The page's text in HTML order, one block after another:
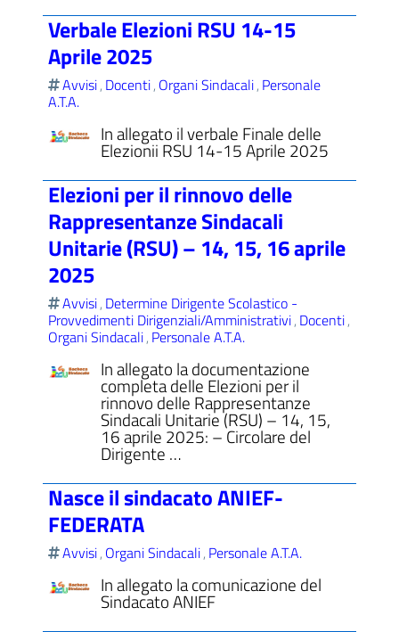
Verbale Elezioni RSU 14-15
Aprile 2025
Avvisi, Docenti, Organi Sindacali, Personale
A.T.A.
In allegato il verbale Finale delle
Elezionii RSU 14-15 Aprile 2025
Elezioni per il rinnovo delle
Rappresentanze Sindacali
Unitarie (RSU) – 14, 15, 16 aprile
2025
Avvisi, Determine Dirigente Scolastico -
Provvedimenti Dirigenziali/Amministrativi, Docenti,
Organi Sindacali, Personale A.T.A.
In allegato la documentazione
completa delle Elezioni per il
rinnovo delle Rappresentanze
Sindacali Unitarie (RSU) – 14, 15,
16 aprile 2025: – Circolare del
Dirigente …
Nasce il sindacato ANIEF-
FEDERATA
Avvisi, Organi Sindacali, Personale A.T.A.
In allegato la comunicazione del
Sindacato ANIEF